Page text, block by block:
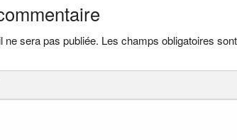
ne sera pas publiée. Les champs obligatoires